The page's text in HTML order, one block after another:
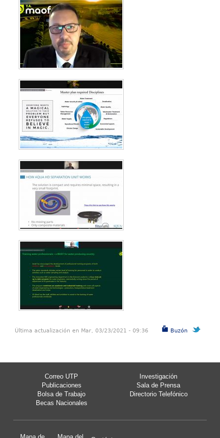
Buzón
Última actualización en Mar, 03/23/2021 - 09:36
Correo UTP
Investigación
Publicaciones
Sala de Prensa
Bolsa de Trabajo
Directorio Telefónico
Becas Nacionales